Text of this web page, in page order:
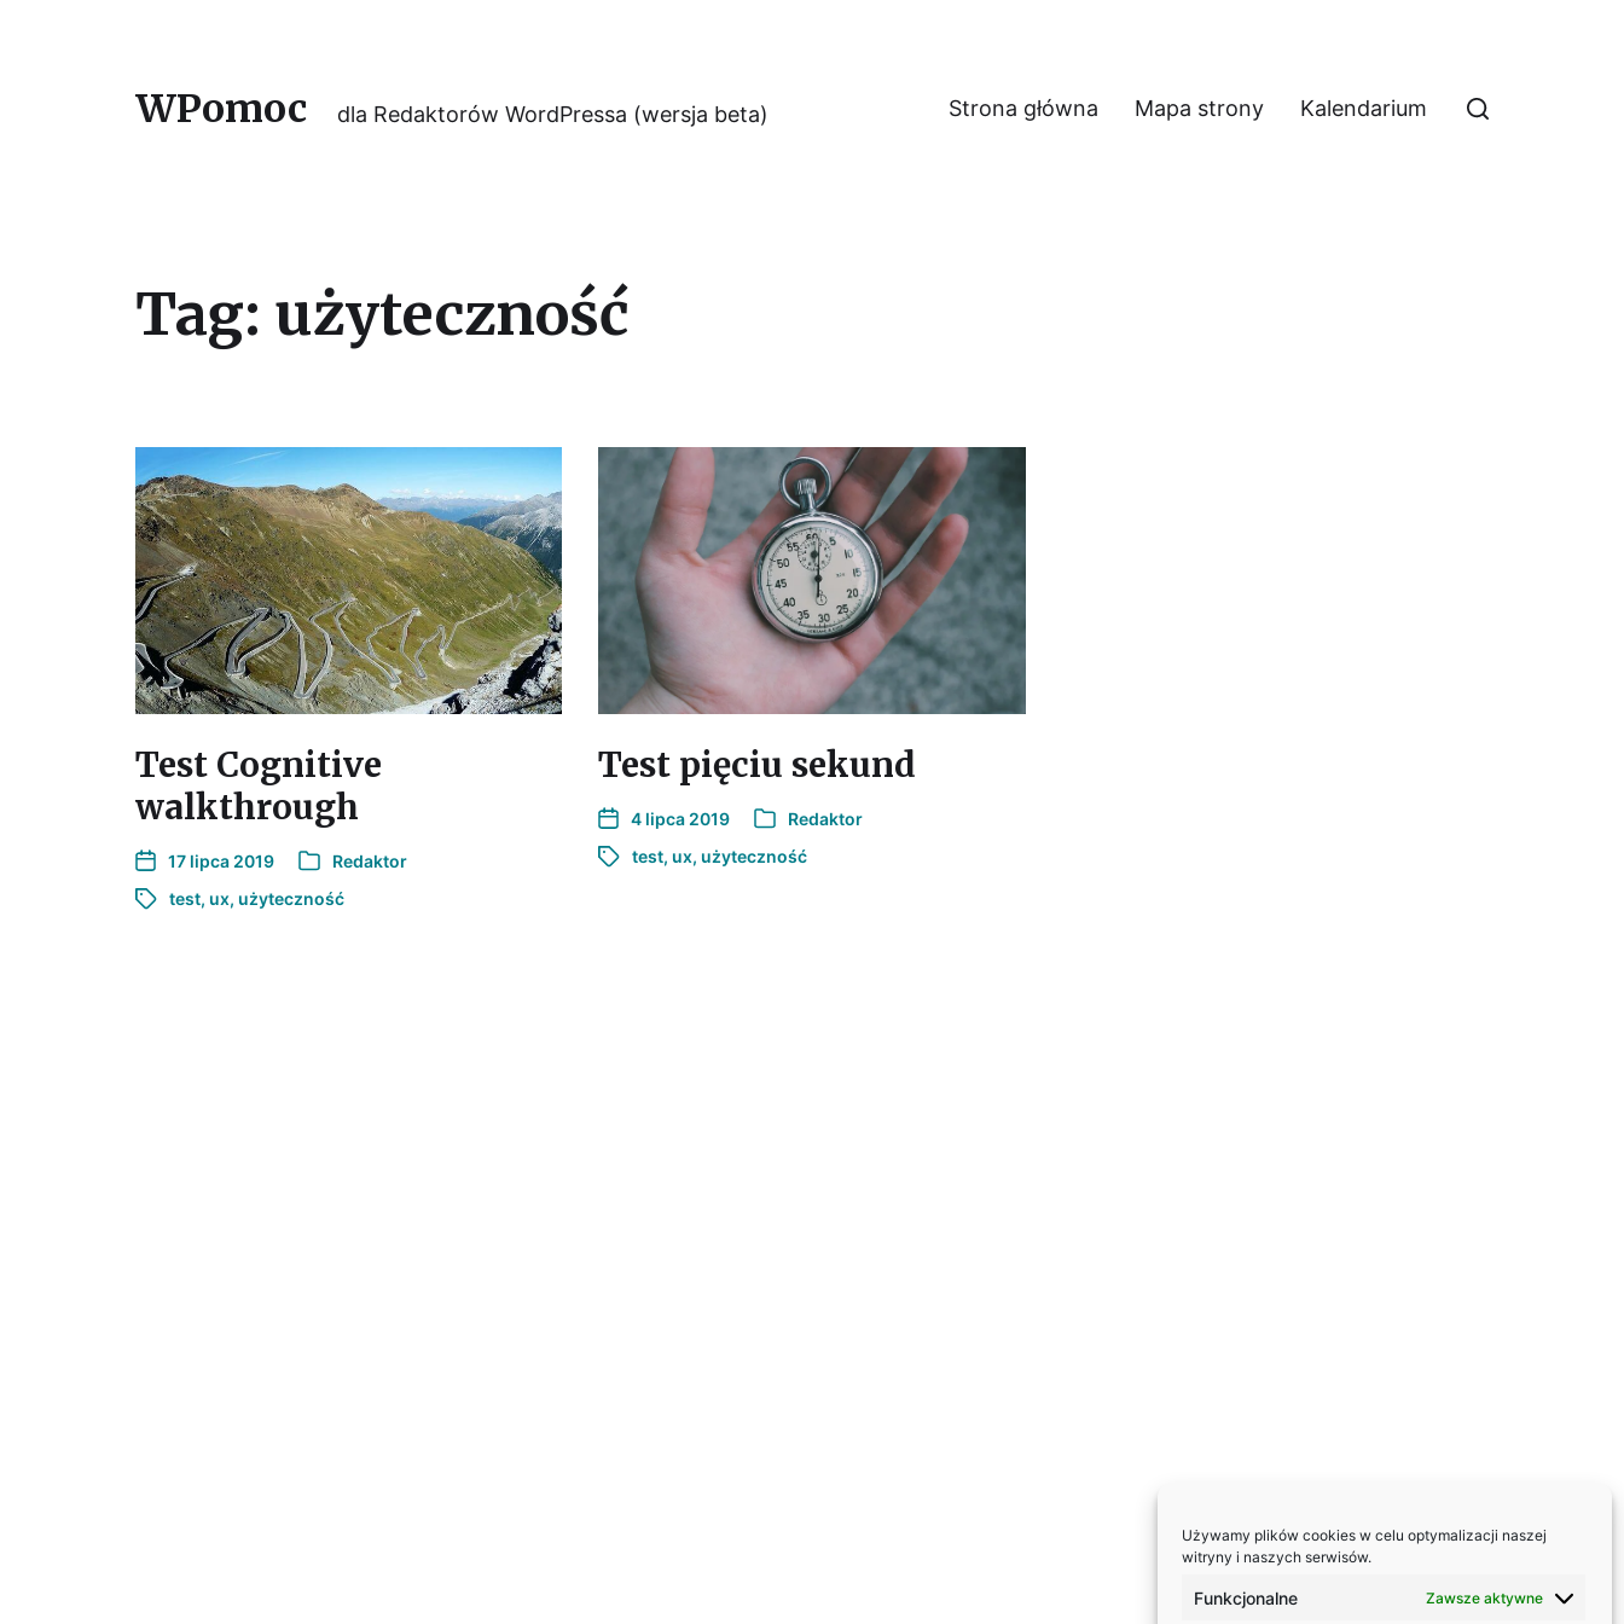
Używamy plików cookies w celu optymalizacji naszej
witryny i naszych serwisów.
Funkcjonalne Zawsze aktywne
WPomoc dla Redaktorów WordPressa (wersja beta) Strona główna Mapa strony Kalendarium
Tag: użyteczność
Test Cognitive
walkthrough
17 lipca 2019
Redaktor
test, ux, użyteczność
Test pięciu sekund
4 lipca 2019
Redaktor
test, ux, użyteczność